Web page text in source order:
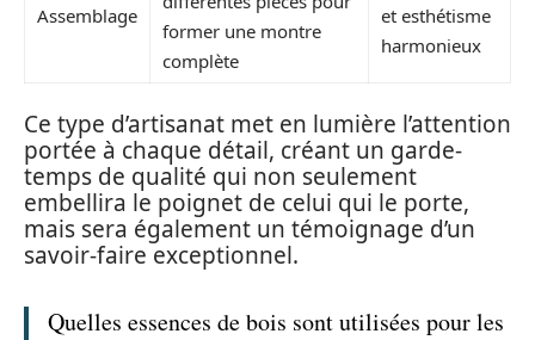
Assemblage
former une montre
complète
et esthétisme
harmonieux
Ce type d’artisanat met en lumière l’attention
portée à chaque détail, créant un garde-
temps de qualité qui non seulement
embellira le poignet de celui qui le porte,
mais sera également un témoignage d’un
savoir-faire exceptionnel.
Quelles essences de bois sont utilisées pour les